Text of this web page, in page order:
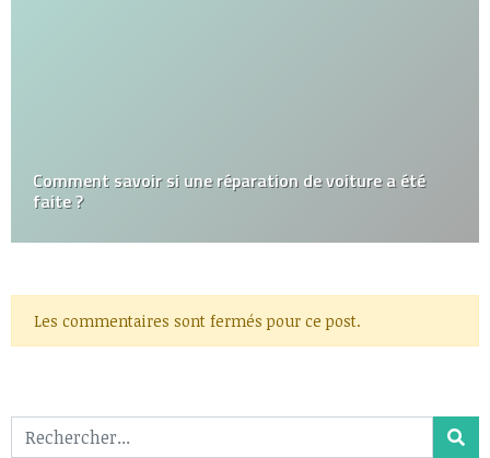
Comment savoir si une réparation de voiture a été
faite ?
Les commentaires sont fermés pour ce post.